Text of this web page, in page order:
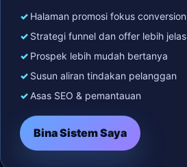
Halaman promosi fokus conversion
Strategi funnel dan offer lebih jelas
Prospek lebih mudah bertanya
Susun aliran tindakan pelanggan
Asas SEO & pemantauan
Bina Sistem Saya